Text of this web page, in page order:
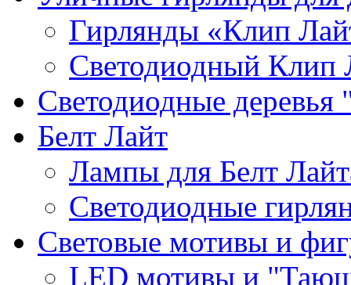
Гирлянды «Клип
Светодиодный Клип
Светодиодные деревья
Белт Лайт
Лампы для Белт
Светодиодные
Световые мотивы и
LED мотивы и